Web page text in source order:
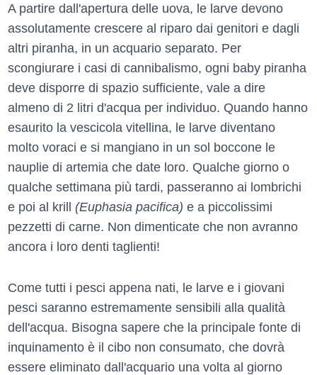
A partire dall'apertura delle uova, le larve devono
assolutamente crescere al riparo dai genitori e dagli
altri piranha, in un acquario separato. Per
scongiurare i casi di cannibalismo, ogni baby piranha
deve disporre di spazio sufficiente, vale a dire
almeno di 2 litri d'acqua per individuo. Quando hanno
esaurito la vescicola vitellina, le larve diventano
molto voraci e si mangiano in un sol boccone le
nauplie di artemia che date loro. Qualche giorno o
qualche settimana più tardi, passeranno ai lombrichi
e poi al krill (Euphasia pacifica) e a piccolissimi
pezzetti di carne. Non dimenticate che non avranno
ancora i loro denti taglienti!
Come tutti i pesci appena nati, le larve e i giovani
pesci saranno estremamente sensibili alla qualità
dell'acqua. Bisogna sapere che la principale fonte di
inquinamento è il cibo non consumato, che dovrà
essere eliminato dall'acquario una volta al giorno